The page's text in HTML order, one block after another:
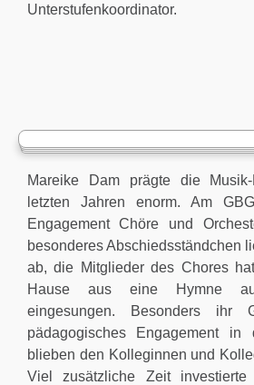
Unterstufenkoordinator.
Mareike Dam prägte die
letzten Jahren enorm. Am
Engagement Chöre und
besonderes Abschiedsständchen
ab, die Mitglieder des Chores
Hause aus eine Hymne
eingesungen. Besonders ihr
pädagogisches Engagement in
blieben den Kolleginnen und
Viel zusätzliche Zeit